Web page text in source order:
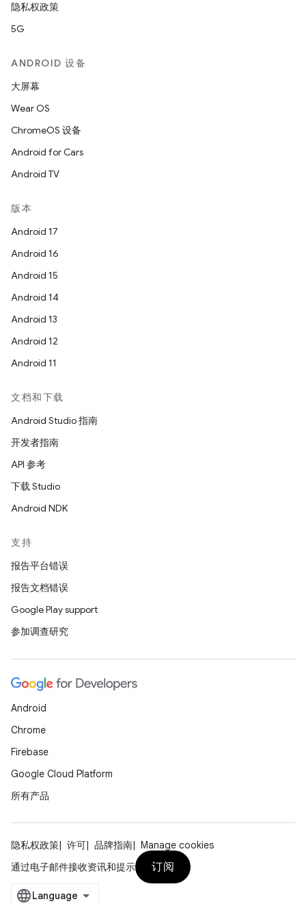
隐私权政策
5G
ANDROID 设备
大屏幕
Wear OS
ChromeOS 设备
Android for Cars
Android TV
版本
Android 17
Android 16
Android 15
Android 14
Android 13
Android 12
Android 11
文档和下载
Android Studio 指南
开发者指南
API 参考
下载 Studio
Android NDK
支持
报告平台错误
报告文档错误
Google Play support
参加调查研究
Android
Chrome
Firebase
Google Cloud Platform
所有产品
隐私权政策 许可 品牌指南
Manage cookies
通过电子邮件接收资讯和提示
订阅